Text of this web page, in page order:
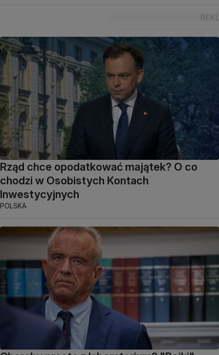
Rząd chce opodatkować majątek? O co
chodzi w Osobistych Kontach
Inwestycyjnych
POLSKA